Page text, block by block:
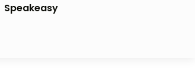
Speakeasy